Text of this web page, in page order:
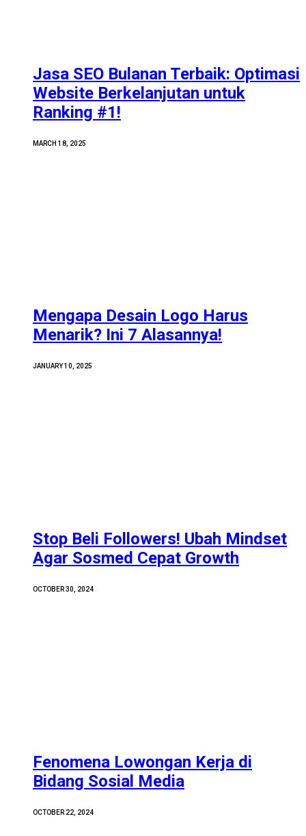
Jasa SEO Bulanan Terbaik: Optimasi
Website Berkelanjutan untuk
Ranking #1!
MARCH 18, 2025
Mengapa Desain Logo Harus
Menarik? Ini 7 Alasannya!
JANUARY 10, 2025
Stop Beli Followers! Ubah Mindset
Agar Sosmed Cepat Growth
OCTOBER 30, 2024
Fenomena Lowongan Kerja di
Bidang Sosial Media
OCTOBER 22, 2024